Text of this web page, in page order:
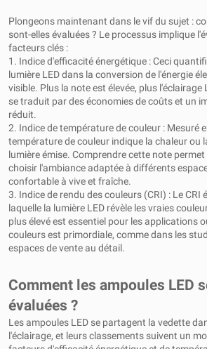
Plongeons maintenant dans le vif du sujet :
sont-elles évaluées ? Le processus implique
facteurs clés :
1. Indice d'efficacité énergétique : Ceci
lumière LED dans la conversion de l'énergie
visible. Plus la note est élevée, plus l'éclairage
se traduit par des économies de coûts et un
réduit.
2. Indice de température de couleur : Mesuré
température de couleur indique la chaleur ou
lumière émise. Comprendre cette note
choisir l'ambiance adaptée à différents
confortable à vive et fraîche.
3. Indice de rendu des couleurs (CRI) : Le CRI
laquelle la lumière LED révèle les vraies
plus élevé est essentiel pour les applications
couleurs est primordiale, comme dans les
espaces de vente au détail.
Comment les ampoules LED
évaluées ?
Les ampoules LED se partagent la vedette
l'éclairage, et leurs classements suivent un